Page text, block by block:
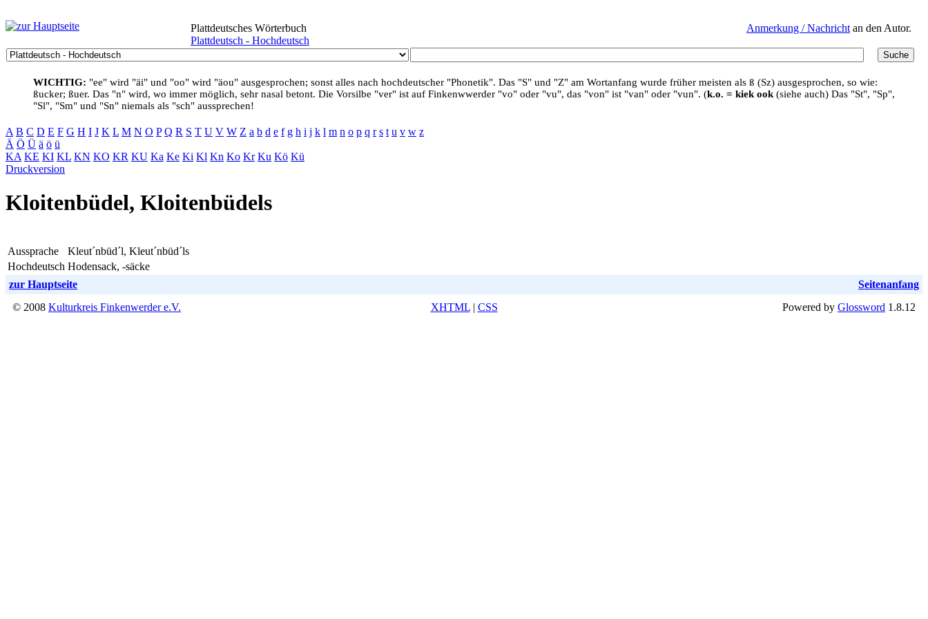
Anmerkung / Nachricht an den Autor.
Plattdeutsches Wörterbuch
Plattdeutsch - Hochdeutsch
WICHTIG: "ee" wird "äi" und "oo" wird "äou" ausgesprochen; sonst alles nach hochdeutscher "Phonetik". Das "S" und "Z" am Wortanfang wurde früher meisten als ß (Sz) ausgesprochen, so wie:
ßucker; ßuer. Das "n" wird, wo immer möglich, sehr nasal betont. Die Vorsilbe "ver" ist auf Finkenwwerder "vo" oder "vu", das "von" ist "van" oder "vun". (k.o. = kiek ook (siehe auch) Das "St", "Sp",
"Sl", "Sm" und "Sn" niemals als "sch" aussprechen!
A B C D E F G H I J K L M N O P Q R S T U V W Z a b d e f g h i j k l m n o p q r s t u v w z
Ä Ö Ü ä ö ü
KA KE KI KL KN KO KR KU Ka Ke Ki Kl Kn Ko Kr Ku Kö Kü
Druckversion
Kloitenbüdel, Kloitenbüdels
Aussprache
Kleut´nbüd´l, Kleut´nbüd´ls
Hochdeutsch Hodensack, -säcke
zur Hauptseite
Seitenanfang
© 2008 Kulturkreis Finkenwerder e.V. XHTML| CSS Powered by Glossword 1.8.12